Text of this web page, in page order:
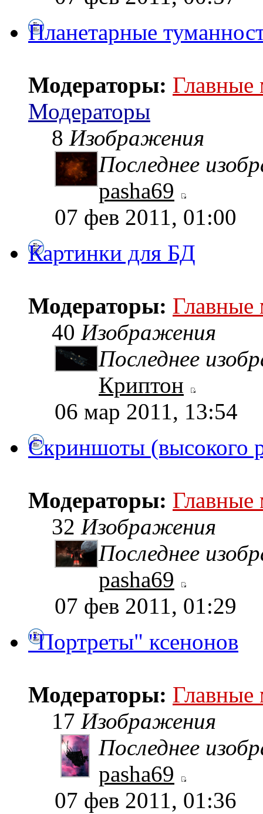
Планетарные
Модераторы: Главные
Модераторы
8 Изображения
Последнее
pasha69
07 фев 2011, 01:00
Картинки для БД
Модераторы: Главные
40 Изображения
Последнее
Криптон
06 мар 2011, 13:54
Скриншоты (высокого
Модераторы: Главные
32 Изображения
Последнее
pasha69
07 фев 2011, 01:29
"Портреты" ксенонов
Модераторы: Главные
17 Изображения
Последнее
pasha69
07 фев 2011, 01:36